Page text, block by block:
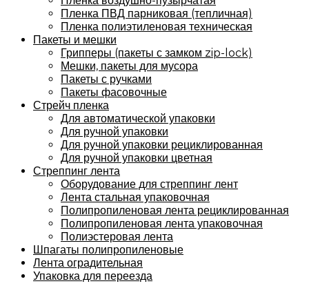
Пленка ПВД парниковая (тепличная)
Пленка полиэтиленовая техническая
Пакеты и мешки
Грипперы (пакеты с замком zip-lock)
Мешки, пакеты для мусора
Пакеты с ручками
Пакеты фасовочные
Стрейч пленка
Для автоматической упаковки
Для ручной упаковки
Для ручной упаковки рециклированная
Для ручной упаковки цветная
Стреппинг лента
Оборудование для стреппинг лент
Лента стальная упаковочная
Полипропиленовая лента рециклированная
Полипропиленовая лента упаковочная
Полиэстеровая лента
Шпагаты полипропиленовые
Лента оградительная
Упаковка для переезда